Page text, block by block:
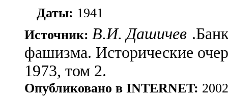
Даты: 1941
Источник: В.И. Дашичев
фашизма. Исторические
1973, том 2.
Опубликовано в INTERNET: